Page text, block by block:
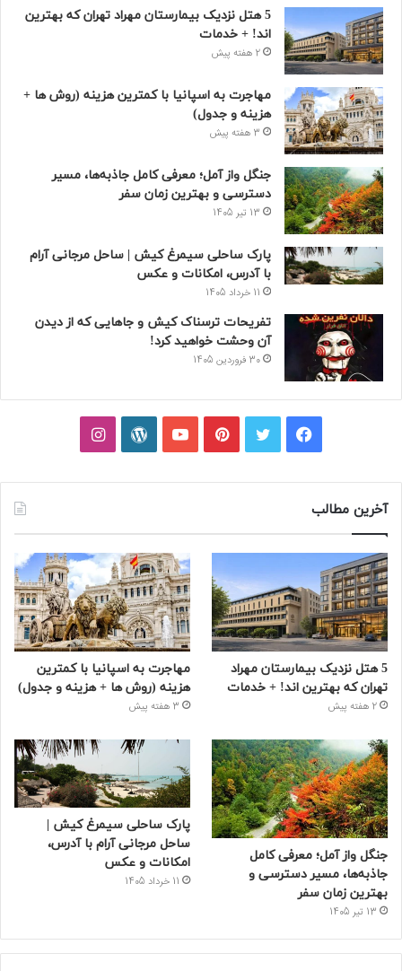
5 هتل نزدیک بیمارستان مهراد تهران که بهترین‌
اند! + خدمات
2 هفته پیش
مهاجرت به اسپانیا با کمترین هزینه (روش ها +
هزینه و جدول)
3 هفته پیش
جنگل واز آمل؛ معرفی کامل جاذبه‌ها، مسیر
دسترسی و بهترین زمان سفر
13 تیر 1405
پارک ساحلی سیمرغ کیش | ساحل مرجانی آرام
با آدرس، امکانات و عکس
11 خرداد 1405
تفریحات ترسناک کیش و جاهایی که از دیدن
آن وحشت خواهید کرد!
30 فروردین 1405
فیسبوکتوییترپینتریستیوتیوبوردپرساینستاگرام
آخرین مطالب
5 هتل نزدیک بیمارستان مهراد
تهران که بهترین‌ اند! + خدمات
2 هفته پیش
مهاجرت به اسپانیا با کمترین
هزینه (روش ها + هزینه و جدول)
3 هفته پیش
جنگل واز آمل؛ معرفی کامل
جاذبه‌ها، مسیر دسترسی و
بهترین زمان سفر
13 تیر 1405
پارک ساحلی سیمرغ کیش |
ساحل مرجانی آرام با آدرس،
امکانات و عکس
11 خرداد 1405